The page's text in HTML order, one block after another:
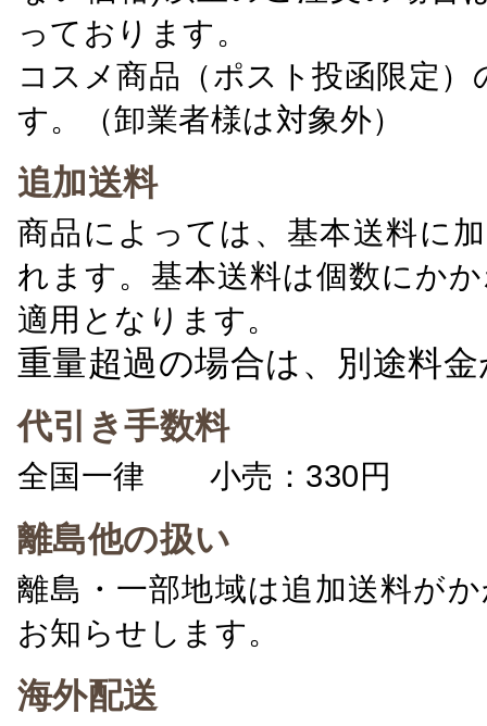
っております。
コスメ商品（ポスト投函限定
す。（卸業者様は対象外）
追加送料
商品によっては、基本送料に
れます。基本送料は個数にか
適用となります。
重量超過の場合は、別途料
代引き手数料
全国一律 小売：330円 卸
離島他の扱い
離島・一部地域は追加送料が
お知らせします。
海外配送